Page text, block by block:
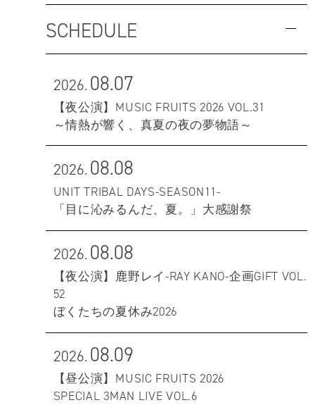
SCHEDULE
2026.08.07
【夜公演】MUSIC FRUITS 2026 VOL.31
～情熱が響く、真夏の夜の夢物語～
2026.08.08
UNIT TRIBAL DAYS-SEASON11-
「目に沁みるんだ、夏。」大感謝祭
2026.08.08
【夜公演】鹿野レイ-RAY KANO-企画GIFT VOL.
52
ぼくたちの夏休み2026
2026.08.09
【昼公演】MUSIC FRUITS 2026
SPECIAL 3MAN LIVE VOL.6